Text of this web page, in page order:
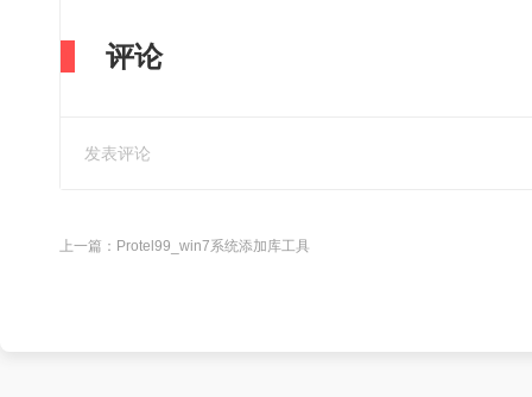
评论
上一篇： Protel99_win7系统添加库工具